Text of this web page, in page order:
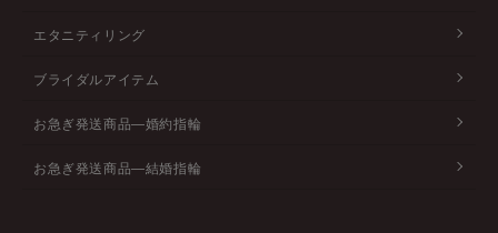
エタニティリング
ブライダルアイテム
お急ぎ発送商品―婚約指輪
お急ぎ発送商品―結婚指輪